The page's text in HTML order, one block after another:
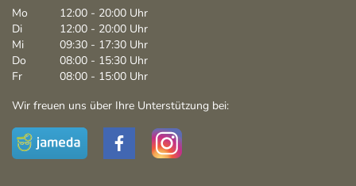
Mo
12:00 - 20:00 Uhr
Di
12:00 - 20:00 Uhr
Mi
09:30 - 17:30 Uhr
Do
08:00 - 15:30 Uhr
Fr
08:00 - 15:00 Uhr
Wir freuen uns über Ihre Unterstützung bei: